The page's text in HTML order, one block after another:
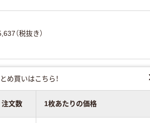
（税抜き）
。 すべてのバリエーションを見る
め買いはこちら！
注文数 1枚あたりの価格